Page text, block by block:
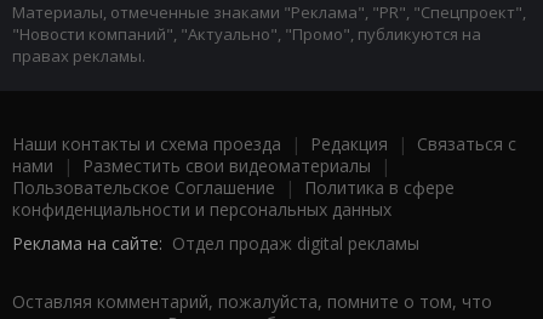
Материалы, отмеченные знаками "Реклама", "PR", "Спецпроект",
"Новости компаний", "Актуально", "Промо", публикуются на
правах рекламы.
Наши контакты и схема проезда | Редакция | Связаться с
нами | Разместить свои видеоматериалы |
Пользовательское Соглашение |
Политика в сфере
конфиденциальности и персональных данных
Реклама на сайте: Отдел продаж digital рекламы
Оставляя комментарий, пожалуйста, помните о том, что